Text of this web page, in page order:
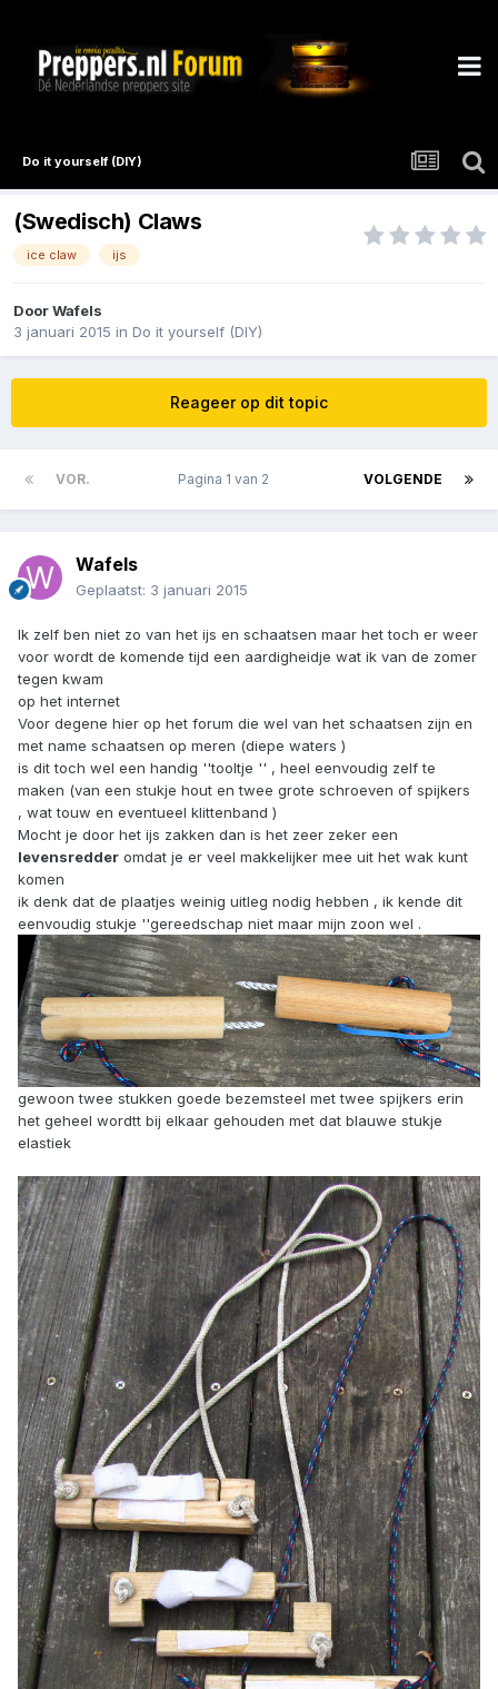
Do it yourself (DIY)
(Swedisch) Claws
ice claw ijs
DoorWafels
3 januari 2015 in Do it yourself (DIY)
Reageer op dit topic
VOR. VOLGENDE
Pagina 1 van 2
Wafels
Geplaatst: 3 januari 2015
Ik zelf ben niet zo van het ijs en schaatsen maar het toch er weer
voor wordt de komende tijd een aardigheidje wat ik van de zomer
tegen kwam
op het internet
Voor degene hier op het forum die wel van het schaatsen zijn en
met name schaatsen op meren (diepe waters )
is dit toch wel een handig ''tooltje '' , heel eenvoudig zelf te
maken (van een stukje hout en twee grote schroeven of spijkers
, wat touw en eventueel klittenband )
Mocht je door het ijs zakken dan is het zeer zeker een
levensredder omdat je er veel makkelijker mee uit het wak kunt
komen
ik denk dat de plaatjes weinig uitleg nodig hebben , ik kende dit
eenvoudig stukje ''gereedschap niet maar mijn zoon wel .
gewoon twee stukken goede bezemsteel met twee spijkers erin
het geheel wordtt bij elkaar gehouden met dat blauwe stukje
elastiek